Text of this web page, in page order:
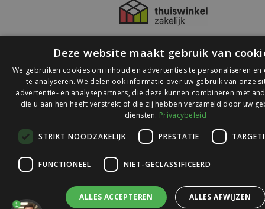
© 2026 Ledlichtdiscounter.nl
op
Webwinkelkeur
1
Deze website maakt gebruik van
We gebruiken cookies om inhoud en advertenties te personaliseren en
te analyseren. We delen ook informatie over uw gebruik van onze
advertentie- en analysepartners, die deze kunnen combineren met
die u aan hen heeft verstrekt of die zij hebben verzameld door uw
diensten. Privacybeleid
STRIKT NOODZAKELIJK PRESTATIE
FUNCTIONEEL NIET-GECLASSIFICEERD
ALLES ACCEPTEREN ALLES AFWIJZEN